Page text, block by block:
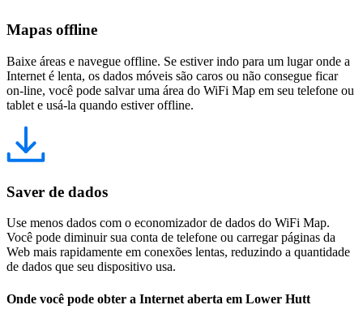
Mapas offline
Baixe áreas e navegue offline. Se estiver indo para um lugar onde a
Internet é lenta, os dados móveis são caros ou não consegue ficar
on-line, você pode salvar uma área do WiFi Map em seu telefone ou
tablet e usá-la quando estiver offline.
Saver de dados
Use menos dados com o economizador de dados do WiFi Map.
Você pode diminuir sua conta de telefone ou carregar páginas da
Web mais rapidamente em conexões lentas, reduzindo a quantidade
de dados que seu dispositivo usa.
Onde você pode obter a Internet aberta em Lower Hutt